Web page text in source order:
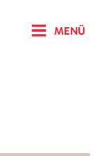
MENÜ